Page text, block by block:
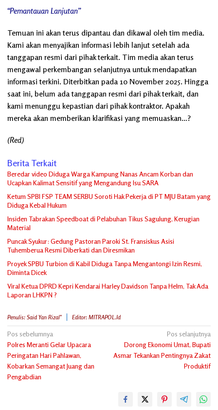
“Pemantauan Lanjutan”
Temuan ini akan terus dipantau dan dikawal oleh tim media.
Kami akan menyajikan informasi lebih lanjut setelah ada
tanggapan resmi dari pihak terkait. Tim media akan terus
mengawal perkembangan selanjutnya untuk mendapatkan
informasi terkini. Diterbitkan pada 10 November 2025. Hingga
saat ini, belum ada tanggapan resmi dari pihak terkait, dan
kami menunggu kepastian dari pihak kontraktor. Apakah
mereka akan memberikan klarifikasi yang memuaskan…?
(Red)
Berita Terkait
Beredar video Diduga Warga Kampung Nanas Ancam Korban dan
Ucapkan Kalimat Sensitif yang Mengandung Isu SARA
Ketum SPBI FSP TEAM SERBU Soroti Hak Pekerja di PT MJU Batam yang
Diduga Kebal Hukum
Insiden Tabrakan Speedboat di Pelabuhan Tikus Sagulung, Kerugian
Material
Puncak Syukur: Gedung Pastoran Paroki St. Fransiskus Asisi
Tuhemberua Resmi Diberkati dan Diresmikan
Proyek SPBU Turbion di Kabil Diduga Tanpa Mengantongi Izin Resmi,
Diminta Dicek
Viral Ketua DPRD Kepri Kendarai Harley Davidson Tanpa Helm, Tak Ada
Laporan LHKPN ?
Penulis: Said Yan Rizal" Editor: MITRAPOL.id
Navigasi
pos
Pos sebelumnya
Polres Meranti Gelar Upacara
Peringatan Hari Pahlawan,
Kobarkan Semangat Juang dan
Pengabdian
Pos selanjutnya
Dorong Ekonomi Umat, Bupati
Asmar Tekankan Pentingnya Zakat
Produktif